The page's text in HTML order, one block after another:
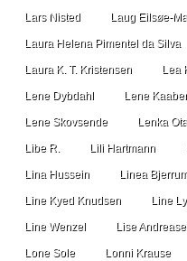
Lars Nisted Laug Eilsøe-
Laura Helena Pimentel da Silva
Laura K. T. Kristensen Lea
Lene Dybdahl Lene
Lene Skovsende Lenka
Libe R. Lili Hartmann
Lina Hussein Linea
Line Kyed Knudsen Line
Line Wenzel Lise
Lone Sole Lonni Krause